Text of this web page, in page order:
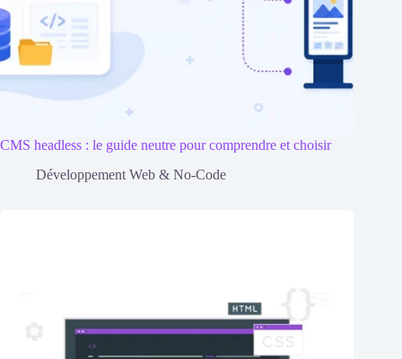
CMS headless : le guide neutre pour comprendre et choisir
Développement Web & No-Code